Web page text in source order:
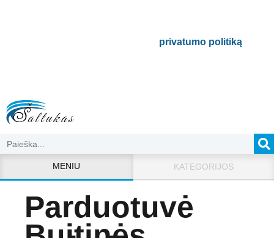
privatumo politiką.
MENIU KATEGORIJOS
Parduotuvė